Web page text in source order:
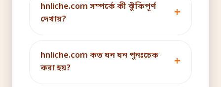
hnliche.com সম্পর্কে কী ঝুঁকিপূর্ণ
দেখায়?
hnliche.com কত ঘন ঘন পুনঃচেক
করা হয়?